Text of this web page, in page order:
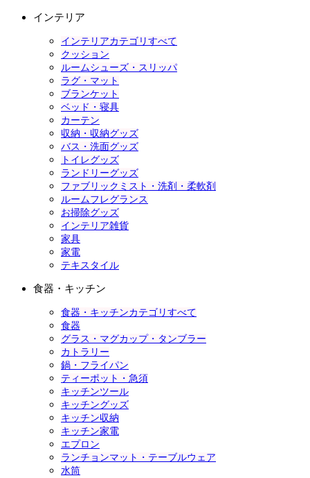
インテリア
インテリアカテゴリすべて
クッション
ルームシューズ・スリッパ
ラグ・マット
ブランケット
ベッド・寝具
カーテン
収納・収納グッズ
バス・洗面グッズ
トイレグッズ
ランドリーグッズ
ファブリックミスト・洗剤・柔軟剤
ルームフレグランス
お掃除グッズ
インテリア雑貨
家具
家電
テキスタイル
食器・キッチン
食器・キッチンカテゴリすべて
食器
グラス・マグカップ・タンブラー
カトラリー
鍋・フライパン
ティーポット・急須
キッチンツール
キッチングッズ
キッチン収納
キッチン家電
エプロン
ランチョンマット・テーブルウェア
水筒